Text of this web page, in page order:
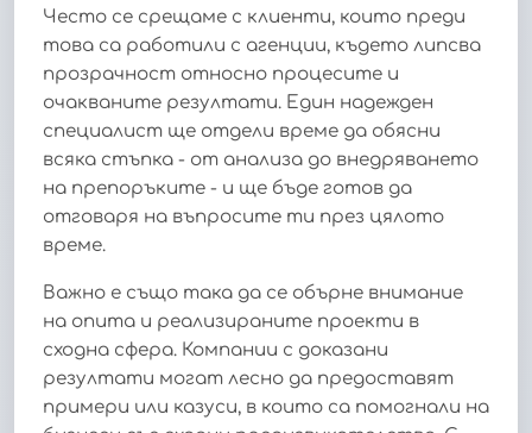
Често се срещаме с клиенти, които преди
това са работили с агенции, където липсва
прозрачност относно процесите и
очакваните резултати. Един надежден
специалист ще отдели време да обясни
всяка стъпка - от анализа до внедряването
на препоръките - и ще бъде готов да
отговаря на въпросите ти през цялото
време.
Важно е също така да се обърне внимание
на опита и реализираните проекти в
сходна сфера. Компании с доказани
резултати могат лесно да предоставят
примери или казуси, в които са помогнали на